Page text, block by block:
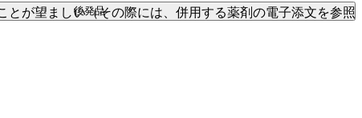
が望ましい（その際には、併用する薬剤の電子添文を参照
後発品